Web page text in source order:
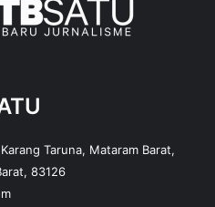
Taruna, Mataram Barat,
83126